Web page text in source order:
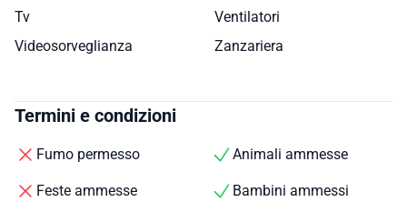
Tv
Ventilatori
Videosorveglianza
Zanzariera
Termini e condizioni
Fumo permesso Animali ammesse
Feste ammesse Bambini ammessi